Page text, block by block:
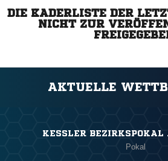
DIE KADERLISTE DER
NICHT ZUR
AKTUELLE
KESSLER BEZIRKSPOKAL
Pokal